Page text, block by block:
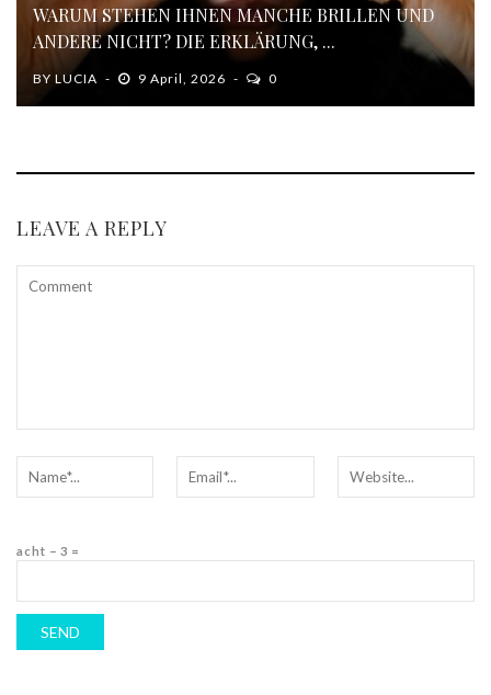
WARUM STEHEN IHNEN MANCHE BRILLEN UND
ANDERE NICHT? DIE ERKLÄRUNG, ...
BY LUCIA 9 April, 2026 0
LEAVE A REPLY
acht − 3 =